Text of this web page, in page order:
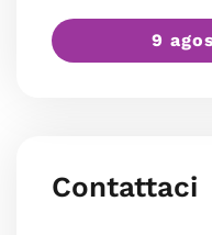
9
Contattaci